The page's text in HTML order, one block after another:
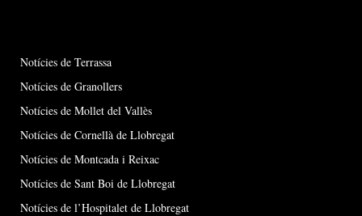
Notícies de Terrassa
Notícies de Granollers
Notícies de Mollet del Vallès
Notícies de Cornellà de Llobregat
Notícies de Montcada i Reixac
Notícies de Sant Boi de Llobregat
Notícies de l’Hospitalet de Llobregat